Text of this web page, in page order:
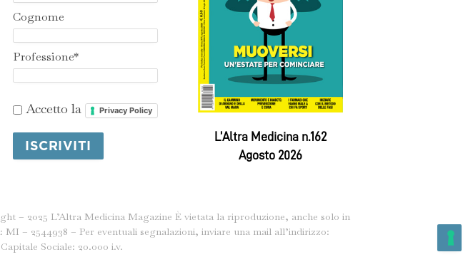
Cognome
Professione*
Accetto la Privacy Policy
L’Altra Medicina n.162
Agosto 2026
– 2025 L’Altra Medicina Magazine È vietata la riproduzione, anche solo in
– 2544938 – Per eventuali segnalazioni, inviare una mail all’indirizzo:
Sociale: 20.000 i.v.